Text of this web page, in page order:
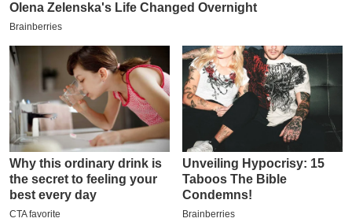
I
P
L
0
2
6
क्रा
इ
म